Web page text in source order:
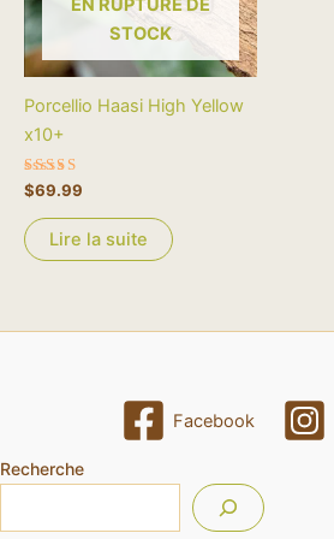
EN RUPTURE DE
STOCK
Porcellio Haasi High Yellow
x10+
Note
5.00
sur 5
$69.99
Lire la suite
Facebook
Recherche